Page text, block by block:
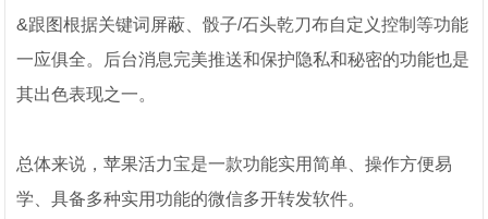
&跟图根据关键词屏蔽、骰子/石头乾刀布自定义控制等功能
一应俱全。后台消息完美推送和保护隐私和秘密的功能也是
其出色表现之一。
总体来说，苹果活力宝是一款功能实用简单、操作方便易
学、具备多种实用功能的微信多开转发软件。